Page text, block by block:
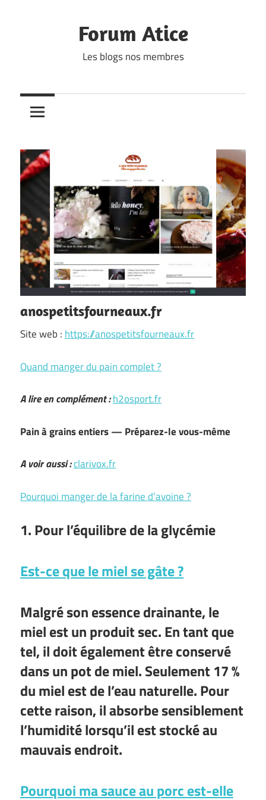
Forum Atice
Les blogs nos membres
anospetitsfourneaux.fr
Site web : https://anospetitsfourneaux.fr
Quand manger du pain complet ?
A lire en complément :h2osport.fr
Pain à grains entiers — Préparez-le vous-même
A voir aussi :clarivox.fr
Pourquoi manger de la farine d’avoine ?
1. Pour l’équilibre de la glycémie
Est-ce que le miel se gâte ?
Malgré son essence drainante, le
miel est un produit sec. En tant que
tel, il doit également être conservé
dans un pot de miel. Seulement 17 %
du miel est de l’eau naturelle. Pour
cette raison, il absorbe sensiblement
l’humidité lorsqu’il est stocké au
mauvais endroit.
Pourquoi ma sauce au porc est-elle